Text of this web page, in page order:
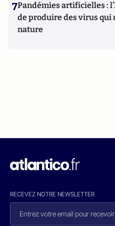
7Pandémies artificielles :
de produire des virus qui
nature
RECEVEZ NOTRE NEWSLETTER